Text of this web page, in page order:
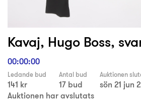
Kavaj, Hugo Boss,
00:00:00
Ledande bud
141 kr
Antal bud
17 bud
Auktionen
sön 21 jun
Auktionen har avslutats